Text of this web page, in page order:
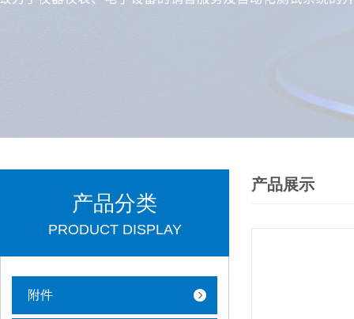
产品分类
PRODUCT DISPLAY
附件
产品展示